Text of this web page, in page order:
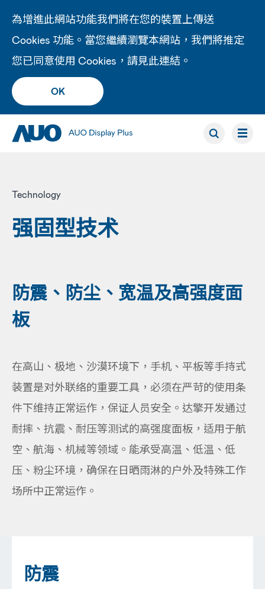
為增進此網站功能我們將在您的裝置上傳送
Cookies 功能。當您繼續瀏覽本網站，我們將推定
您已同意使用 Cookies，請見此連結 。
OK
Technology
强固型技术
防震、防尘、宽温及高强度面
板
在高山、极地、沙漠环境下，手机、平板等手持式
装置是对外联络的重要工具，必须在严苛的使用条
件下维持正常运作，保证人员安全。达擎开发通过
耐摔、抗震、耐压等测试的高强度面板，适用于航
空、航海、机械等领域。能承受高温、低温、低
压、粉尘环境，确保在日晒雨淋的户外及特殊工作
场所中正常运作。
防震